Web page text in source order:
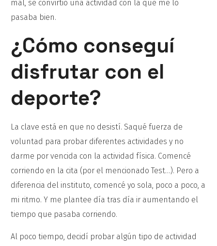
mal, se convirtió una actividad con la que me lo
pasaba bien.
¿Cómo conseguí
disfrutar con el
deporte?
La clave está en que no desistí. Saqué fuerza de
voluntad para probar diferentes actividades y no
darme por vencida con la actividad física. Comencé
corriendo en la cita (por el mencionado Test…). Pero a
diferencia del instituto, comencé yo sola, poco a poco, a
mi ritmo. Y me plantee día tras día ir aumentando el
tiempo que pasaba corriendo.
Al poco tiempo, decidí probar algún tipo de actividad